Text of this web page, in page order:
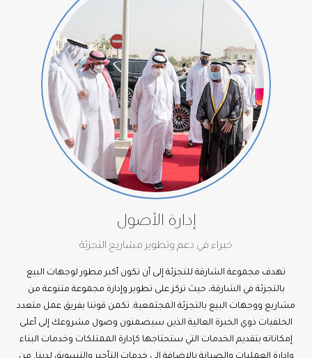
إدارة الأصول
خبراء في دعم وتطوير مشاريع التجزئة
تهدف مجموعة الشارقة للتجزئة إلى أن تكون أكبر مطور لوجهات البيع
بالتجزئة في الشارقة، حيث تركز على تطوير وإدارة مجموعة متنوعة من
مشاريع ووجهات البيع بالتجزئة المجتمعية. تكمن قوتنا بفريق عمل متعدد
الخلفيات ذوي الخبرة العالية الذين سيضمنون وصول مشروعك إلى أعلى
إمكاناته بتقديم الخدمات التي ستحتاجها كإدارة الممتلكات وخدمات البناء